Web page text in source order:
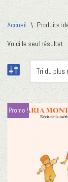
Accueil \ Produits
Voici le seul résultat
Promo !